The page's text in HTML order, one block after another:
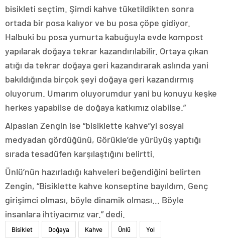
bisikleti seçtim. Şimdi kahve tüketildikten sonra
ortada bir posa kalıyor ve bu posa çöpe gidiyor.
Halbuki bu posa yumurta kabuğuyla evde kompost
yapılarak doğaya tekrar kazandırılabilir. Ortaya çıkan
atığı da tekrar doğaya geri kazandırarak aslında yani
bakıldığında birçok şeyi doğaya geri kazandırmış
oluyorum. Umarım oluyorumdur yani bu konuyu keşke
herkes yapabilse de doğaya katkımız olabilse.”
Alpaslan Zengin ise “bisiklette kahve”yi sosyal
medyadan gördüğünü, Görükle’de yürüyüş yaptığı
sırada tesadüfen karşılaştığını belirtti.
Ünlü’nün hazırladığı kahveleri beğendiğini belirten
Zengin, “Bisiklette kahve konseptine bayıldım. Genç
girişimci olması, böyle dinamik olması… Böyle
insanlara ihtiyacımız var.” dedi.
Bisiklet Doğaya Kahve Ünlü Yol